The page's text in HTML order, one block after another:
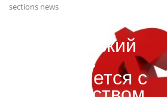
sections news
Украинский
бизнес
столкнется с